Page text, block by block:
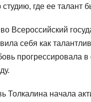
где ее талант
Всероссийский
себя как
прогрессировала
начала